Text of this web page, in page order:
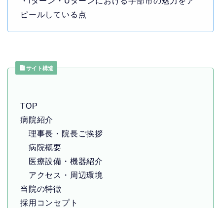
ピールしている点
サイト構造
TOP
病院紹介
理事長・院長ご挨拶
病院概要
医療設備・機器紹介
アクセス・周辺環境
当院の特徴
採用コンセプト